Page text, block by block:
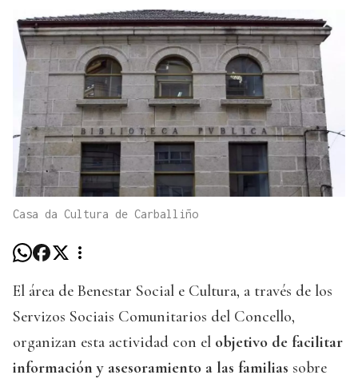
Casa da Cultura de Carballiño
El área de Benestar Social e Cultura, a través de los
Servizos Sociais Comunitarios del Concello,
organizan esta actividad con el objetivo de facilitar
información y asesoramiento a las familias sobre